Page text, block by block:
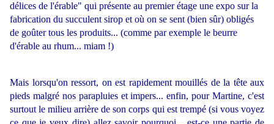
délices de l'érable" qui présente au premier étage une expo sur la
fabrication du succulent sirop et où on se sent (bien sûr) obligés
de goûter tous les produits... (comme par exemple le beurre
d'érable au rhum... miam !)
Mais lorsqu'on ressort, on est rapidement mouillés de la tête aux
pieds malgré nos parapluies et impers... enfin, pour Martine, c'est
surtout le milieu arrière de son corps qui est trempé (si vous voyez